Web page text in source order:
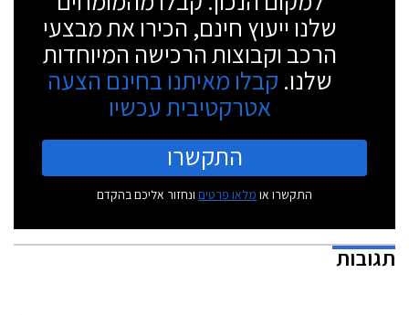
שלנו ייעוץ חינם, הכירו את מבצעי
הרכב וקבוצות הרכישה המיוחדות
שלנו. קבלו מאיתנו בחינם הצעה
אטרקטיבית עכשיו
התקשרו
התקשרו או מלאו פרטים ונחזור אליכם בהקדם
תגובות